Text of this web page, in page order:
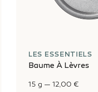
LES ESSENTIELS
Baume À Lèvres
15 g — 12,00 €